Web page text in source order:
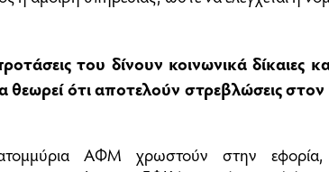
του δίνουν κοινωνικά δίκαιες
θεωρεί ότι αποτελούν στρεβλώσεις
ΑΦΜ χρωστούν στην εφορία,